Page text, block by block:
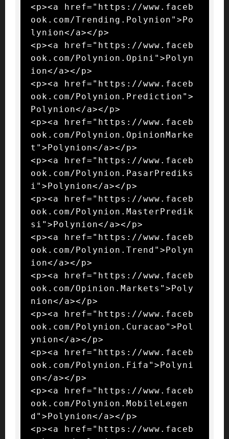
<p><a href="https://www.faceb
ook.com/Trending.Polynion">Po
lynion</a></p>
<p><a href="https://www.faceb
ook.com/Polynion.Opini">Polyn
ion</a></p>
<p><a href="https://www.faceb
ook.com/Polynion.Prediction">
Polynion</a></p>
<p><a href="https://www.faceb
ook.com/Polynion.OpinionMarke
t">Polynion</a></p>
<p><a href="https://www.faceb
ook.com/Polynion.PasarPrediks
i">Polynion</a></p>
<p><a href="https://www.faceb
ook.com/Polynion.MasterPredik
si">Polynion</a></p>
<p><a href="https://www.faceb
ook.com/Polynion.Trend">Polyn
ion</a></p>
<p><a href="https://www.faceb
ook.com/Opinion.Markets">Poly
nion</a></p>
<p><a href="https://www.faceb
ook.com/Polynion.Curacao">Pol
ynion</a></p>
<p><a href="https://www.faceb
ook.com/Polynion.Fifa">Polyni
on</a></p>
<p><a href="https://www.faceb
ook.com/Polynion.MobileLegen
d">Polynion</a></p>
<p><a href="https://www.faceb